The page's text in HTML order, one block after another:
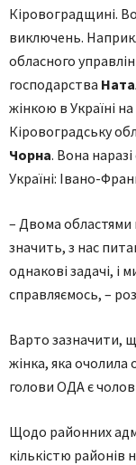
Кіровоградщині.
виключень.
обласного
господарства
жінкою в Україні
Кіровоградську
Чорна. Вона
Україні: Івано-
– Двома областями
значить, з нас
однакові задачі, і
справляємось, –
Варто зазначити,
жінка, яка очолила
голови ОДА є
Щодо районних
кількістю районів